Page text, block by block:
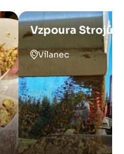
Vzpoura Strojů
Vílanec